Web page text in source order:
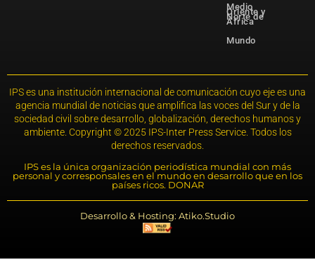
Medio
Oriente y
Norte de
África
Mundo
IPS es una institución internacional de comunicación cuyo eje es una
agencia mundial de noticias que amplifica las voces del Sur y de la
sociedad civil sobre desarrollo, globalización, derechos humanos y
ambiente. Copyright © 2025 IPS-Inter Press Service. Todos los
derechos reservados.
IPS es la única organización periodística mundial con más
personal y corresponsales en el mundo en desarrollo que en los
países ricos. DONAR
Desarrollo & Hosting: Atiko.Studio